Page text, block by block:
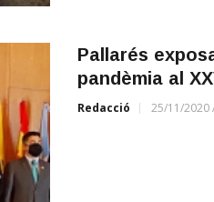
Pallarés
pandèmia al
Redacció 25/11/2020